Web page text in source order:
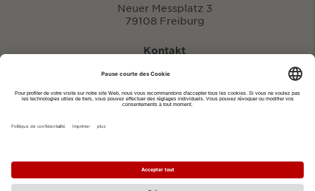
Neuer Messplatz 3
79108 Freiburg
Kontakt
eventportal@fwtm.de
Imprimer